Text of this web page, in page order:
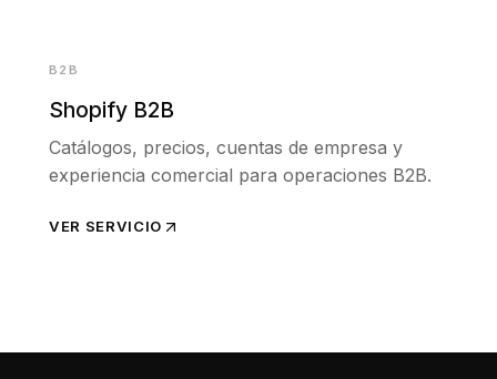
B2B
Shopify B2B
Catálogos, precios, cuentas de empresa y
experiencia comercial para operaciones B2B.
VER SERVICIO